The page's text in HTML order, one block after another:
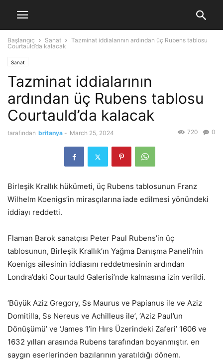
Başlangıç Sanat
Tazminat iddialarının ardından üç Rubens tablosu
Courtauld’da kalacak
Sanat
Tazminat iddialarının
ardından üç Rubens tablosu
Courtauld’da kalacak
tarafından britanya - March 25, 2024 0
720
Birleşik Krallık hükümeti, üç Rubens tablosunun Franz
Wilhelm Koenigs’in mirasçılarına iade edilmesi yönündeki
iddiayı reddetti.
Flaman Barok sanatçısı Peter Paul Rubens’in üç
tablosunun, Birleşik Krallık’ın Yağma Danışma Paneli’nin
Koenigs ailesinin iddiasını reddetmesinin ardından
Londra’daki Courtauld Galerisi’nde kalmasına izin verildi.
‘Büyük Aziz Gregory, Ss Maurus ve Papianus ile ve Aziz
Domitilla, Ss Nereus ve Achilleus ile’, ‘Aziz Paul’un
Dönüşümü’ ve ‘James 1’in Hırs Üzerindeki Zaferi’ 1606 ve
1632 yılları arasında Rubens tarafından boyanmıştır. en
saygın eserlerinden bazılarının yaratıldığı dönem.